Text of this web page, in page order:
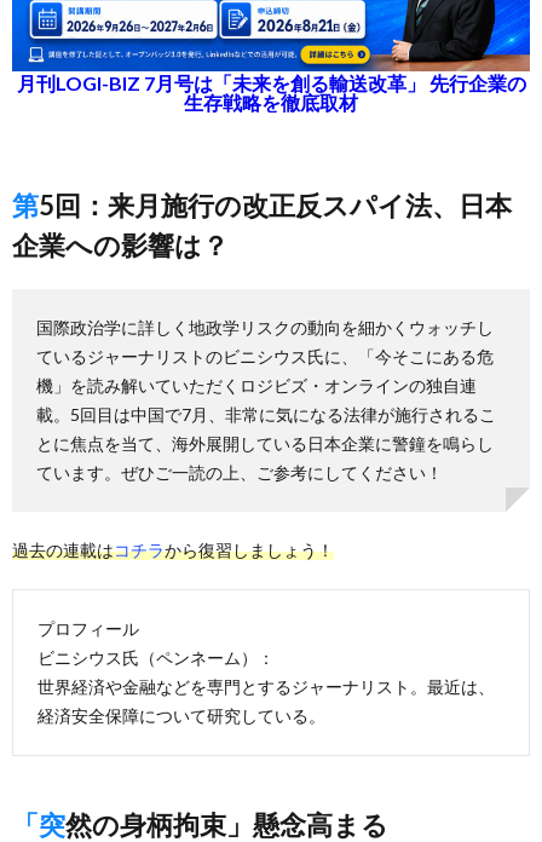
月刊LOGI-BIZ 7月号は「未来を創る輸送改革」 先行企業の
生存戦略を徹底取材
第5回：来月施行の改正反スパイ法、日本
企業への影響は？
国際政治学に詳しく地政学リスクの動向を細かくウォッチし
ているジャーナリストのビニシウス氏に、「今そこにある危
機」を読み解いていただくロジビズ・オンラインの独自連
載。5回目は中国で7月、非常に気になる法律が施行されるこ
とに焦点を当て、海外展開している日本企業に警鐘を鳴らし
ています。ぜひご一読の上、ご参考にしてください！
過去の連載はコチラから復習しましょう！
プロフィール
ビニシウス氏（ペンネーム）：
世界経済や金融などを専門とするジャーナリスト。最近は、
経済安全保障について研究している。
「突然の身柄拘束」懸念高まる